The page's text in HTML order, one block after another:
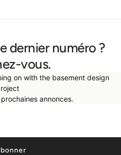
dernier numéro ?
vous.
on with the basement design
annonces.